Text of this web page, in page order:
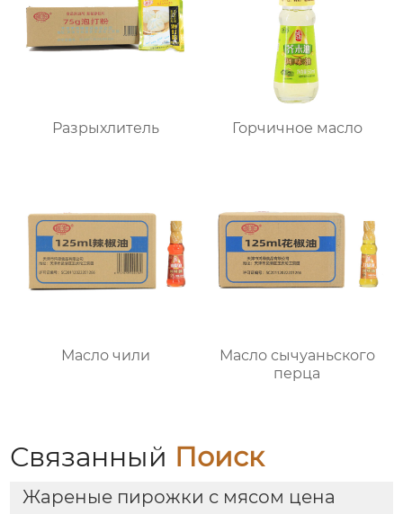
Разрыхлитель Горчичное масло
Масло чили
Масло сычуаньского
перца
Связанный Поиск
Жареные пирожки с мясом цена